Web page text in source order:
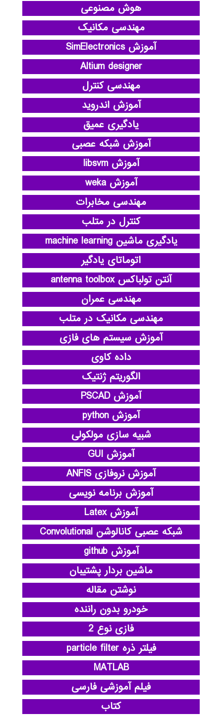
هوش مصنوعی
مهندسی مکانیک
آموزش SimElectronics
Altium designer
مهندسی کنترل
آموزش اندروید
یادگیری عمیق
آموزش شبکه عصبی
آموزش libsvm
آموزش weka
مهندسی مخابرات
کنترل در متلب
یادگیری ماشین machine learning
اتوماتای یادگیر
آنتن تولباکس antenna toolbox
مهندسی عمران
مهندسی مکانیک در متلب
آموزش سیستم های فازی
داده کاوی
الگوریتم ژنتیک
آموزش PSCAD
آموزش python
شبیه سازی مولکولی
آموزش GUI
آموزش نروفازی ANFIS
آموزش برنامه نویسی
آموزش Latex
شبکه عصبی کانالوشن Convolutional
آموزش github
ماشین بردار پشتیبان
نوشتن مقاله
خودرو بدون راننده
فازی نوع 2
فیلتر ذره particle filter
MATLAB
فیلم آموزشی فارسی
کتاب